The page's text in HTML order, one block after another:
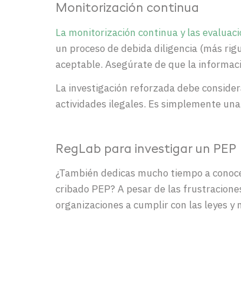
Monitorización continua
La monitorización continua y las
un proceso de debida diligencia (más
aceptable. Asegúrate de que la
La investigación reforzada debe
actividades ilegales. Es simplemente
RegLab para investigar un PEP
¿También dedicas mucho tiempo a
cribado PEP? A pesar de las
organizaciones a cumplir con las leyes